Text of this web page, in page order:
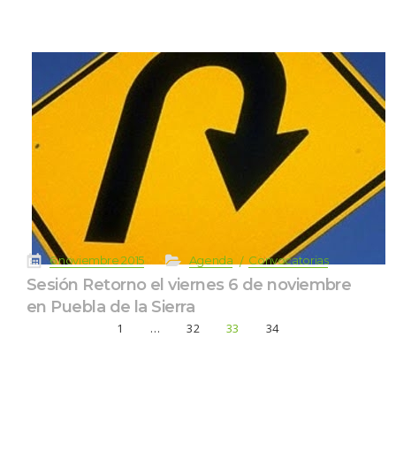
6 noviembre 2015 Agenda Convocatoria
Sesión Retorno el viernes 6 de noviembre
en Puebla de la Sierra
1 … 32 33 34